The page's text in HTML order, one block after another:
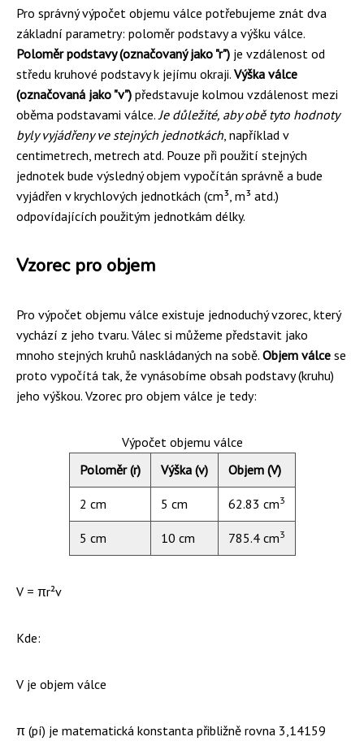
Pro správný výpočet objemu válce potřebujeme znát dva
základní parametry: poloměr podstavy a výšku válce.
Poloměr podstavy (označovaný jako "r") je vzdálenost od
středu kruhové podstavy k jejímu okraji. Výška válce
(označovaná jako "v") představuje kolmou vzdálenost mezi
oběma podstavami válce.Je důležité, aby obě tyto hodnoty
byly vyjádřeny ve stejných jednotkách, například v
centimetrech, metrech atd. Pouze při použití stejných
jednotek bude výsledný objem vypočítán správně a bude
vyjádřen v krychlových jednotkách (cm³, m³ atd.)
odpovídajících použitým jednotkám délky.
Vzorec pro objem
Pro výpočet objemu válce existuje jednoduchý vzorec, který
vychází z jeho tvaru. Válec si můžeme představit jako
mnoho stejných kruhů naskládaných na sobě. Objem válce se
proto vypočítá tak, že vynásobíme obsah podstavy (kruhu)
jeho výškou. Vzorec pro objem válce je tedy:
Výpočet objemu válce
Poloměr (r)
Výška (v) Objem (V)
2 cm 5 cm 62.83 cm3
5 cm 10 cm 785.4 cm3
V = πr²v
Kde:
V je objem válce
π (pí) je matematická konstanta přibližně rovna 3,14159